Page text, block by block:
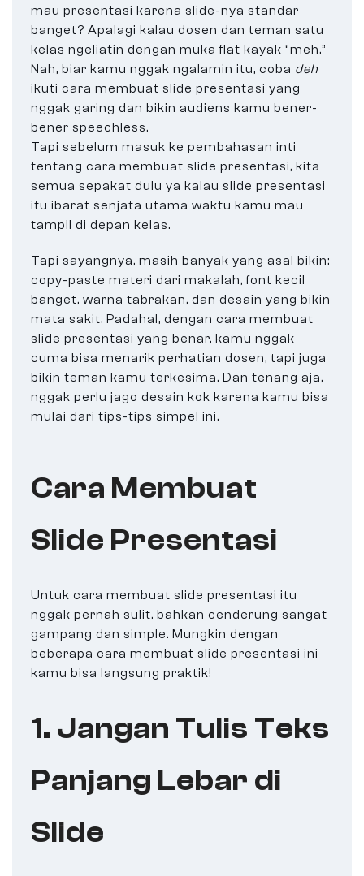
mau presentasi karena slide-nya standar
banget? Apalagi kalau dosen dan teman satu
kelas ngeliatin dengan muka flat kayak “meh.”
Nah, biar kamu nggak ngalamin itu, coba deh
ikuti cara membuat slide presentasi yang
nggak garing dan bikin audiens kamu bener-
bener speechless.
Tapi sebelum masuk ke pembahasan inti
tentang cara membuat slide presentasi, kita
semua sepakat dulu ya kalau slide presentasi
itu ibarat senjata utama waktu kamu mau
tampil di depan kelas.
Tapi sayangnya, masih banyak yang asal bikin:
copy-paste materi dari makalah, font kecil
banget, warna tabrakan, dan desain yang bikin
mata sakit. Padahal, dengan cara membuat
slide presentasi yang benar, kamu nggak
cuma bisa menarik perhatian dosen, tapi juga
bikin teman kamu terkesima. Dan tenang aja,
nggak perlu jago desain kok karena kamu bisa
mulai dari tips-tips simpel ini.
Cara Membuat
Slide Presentasi
Untuk cara membuat slide presentasi itu
nggak pernah sulit, bahkan cenderung sangat
gampang dan simple. Mungkin dengan
beberapa cara membuat slide presentasi ini
kamu bisa langsung praktik!
1. Jangan Tulis Teks
Panjang Lebar di
Slide